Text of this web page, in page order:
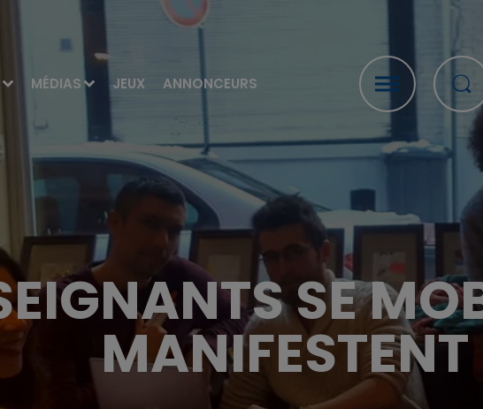
MÉDIAS JEUX ANNONCEURS
SE
MANIFESTENT